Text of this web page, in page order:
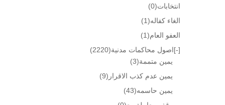
انتخابات(0)
الغاء كفاله(1)
العفو العام(1)
[-]اصول محاكمات مدنية(2220)
يمين متممة(3)
يمين عدم كذب الاقرار (9)
يمين حاسمه(43)